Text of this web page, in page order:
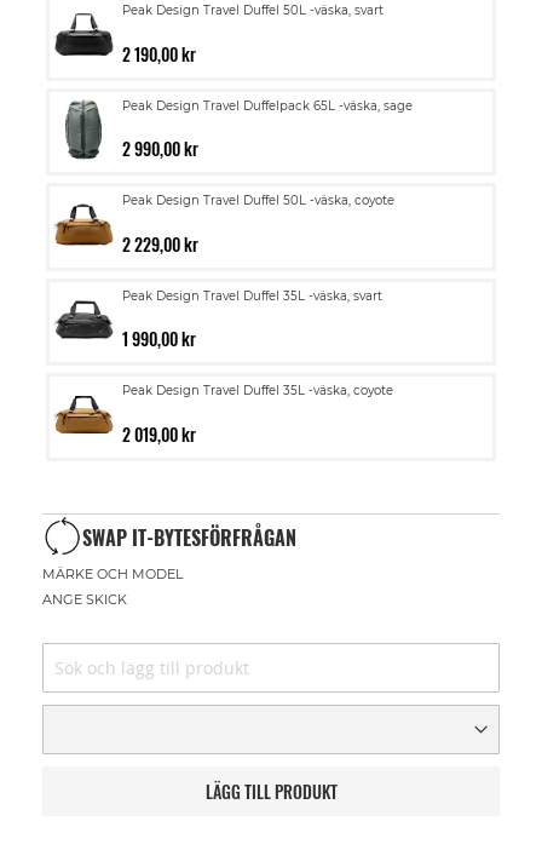
Peak Design Travel Duffel 50L -väska, svart
2 190,00 kr
Peak Design Travel Duffelpack 65L -väska, sage
2 990,00 kr
Peak Design Travel Duffel 50L -väska, coyote
2 229,00 kr
Peak Design Travel Duffel 35L -väska, svart
1 990,00 kr
Peak Design Travel Duffel 35L -väska, coyote
2 019,00 kr
SWAP IT-BYTESFÖRFRÅGAN
MÄRKE OCH MODEL
ANGE SKICK
LÄGG TILL PRODUKT